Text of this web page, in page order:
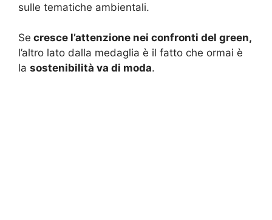
sulle tematiche ambientali.
Se cresce l’attenzione nei confronti del green,
l’altro lato dalla medaglia è il fatto che ormai è
la sostenibilità va di moda.